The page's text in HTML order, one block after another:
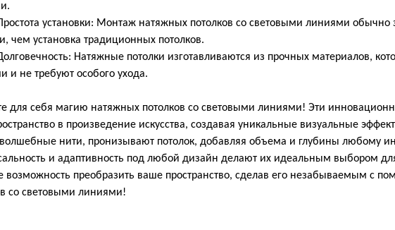
установки: Монтаж натяжных потолков со световыми линиями обычно
чем установка традиционных потолков.
Натяжные потолки изготавливаются из прочных материалов,
и не требуют особого ухода.
для себя магию натяжных потолков со световыми линиями! Эти
в произведение искусства, создавая уникальные визуальные
нити, пронизывают потолок, добавляя объема и глубины любому
и адаптивность под любой дизайн делают их идеальным выбором
возможность преобразить ваше пространство, сделав его незабываемым с
со световыми линиями!